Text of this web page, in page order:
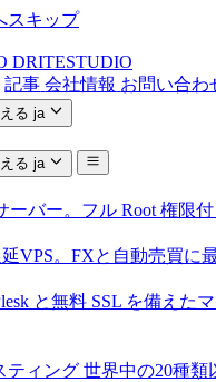
スキップ
DRITESTUDIO
記事 会社情報 お問い合わ
る ja
る ja
ーバー。フル Root 権限付
VPS。FXと自動売買に
と無料 SSL を備えた
ティング 世界中の20種類